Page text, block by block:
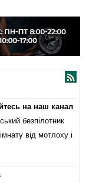
на наш канал
безпілотник
від мотлоху і